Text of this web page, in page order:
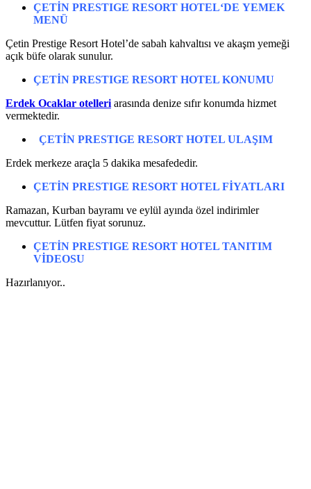
ÇETİN PRESTIGE RESORT HOTEL‘DE YEMEK
MENÜ
Çetin Prestige Resort Hotel’de sabah kahvaltısı ve akaşm yemeği
açık büfe olarak sunulur.
ÇETİN PRESTIGE RESORT HOTEL KONUMU
Erdek Ocaklar otelleri arasında denize sıfır konumda hizmet
vermektedir.
ÇETİN PRESTIGE RESORT HOTEL ULAŞIM
Erdek merkeze araçla 5 dakika mesafededir.
ÇETİN PRESTIGE RESORT HOTEL FİYATLARI
Ramazan, Kurban bayramı ve eylül ayında özel indirimler
mevcuttur. Lütfen fiyat sorunuz.
ÇETİN PRESTIGE RESORT HOTEL TANITIM
VİDEOSU
Hazırlanıyor..